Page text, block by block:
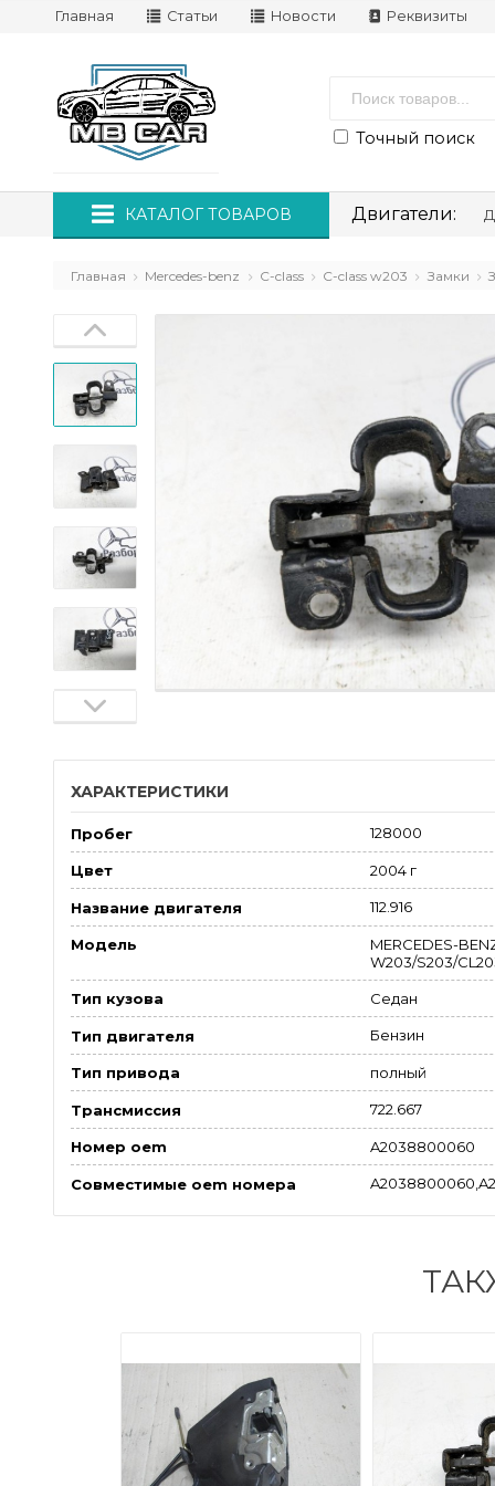
Главная Статьи Новости Реквизиты
Точный поиск
КАТАЛОГ ТОВАРОВ Двигатели:
Главная Mercedes-benz C-class C-class w203 Замки
ХАРАКТЕРИСТИКИ
Пробег 128000
Цвет 2004 г
Название двигателя 112.916
Модель
MERCEDES-
W203/S203/
Тип кузова Седан
Тип двигателя Бензин
Тип привода полный
Трансмиссия 722.667
Номер oem A2038800060
Совместимые oem номера